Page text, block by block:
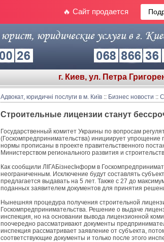
🔥 Сайт продается
г. Киев, ул. Петра
Адвокат, юридичні послуги в м. Київ :: Бизнес новости ::
Строительные лицензии станут
Государственный комитет Украины по вопросам
(Госкомпредпринимательства) инициирует
нормы прописаны в проекте правительственного
Министерством регионального развития и
Как сообщили ЛІГАБізнесІнформ в
неограниченным. Исключение будут составлять
предлагается выдавать на 5 лет. Также с 27 до
поданных заявителем документов для принятия
Нынешняя процедура получения строительной
Госкомпредпринимательства. Решение о выдаче
инспекция, но на основании вывода лицензионной
поочередно рассматривают документы
инспекция рассматривает заявление от субъекта,
соответствующие документы и только после этого